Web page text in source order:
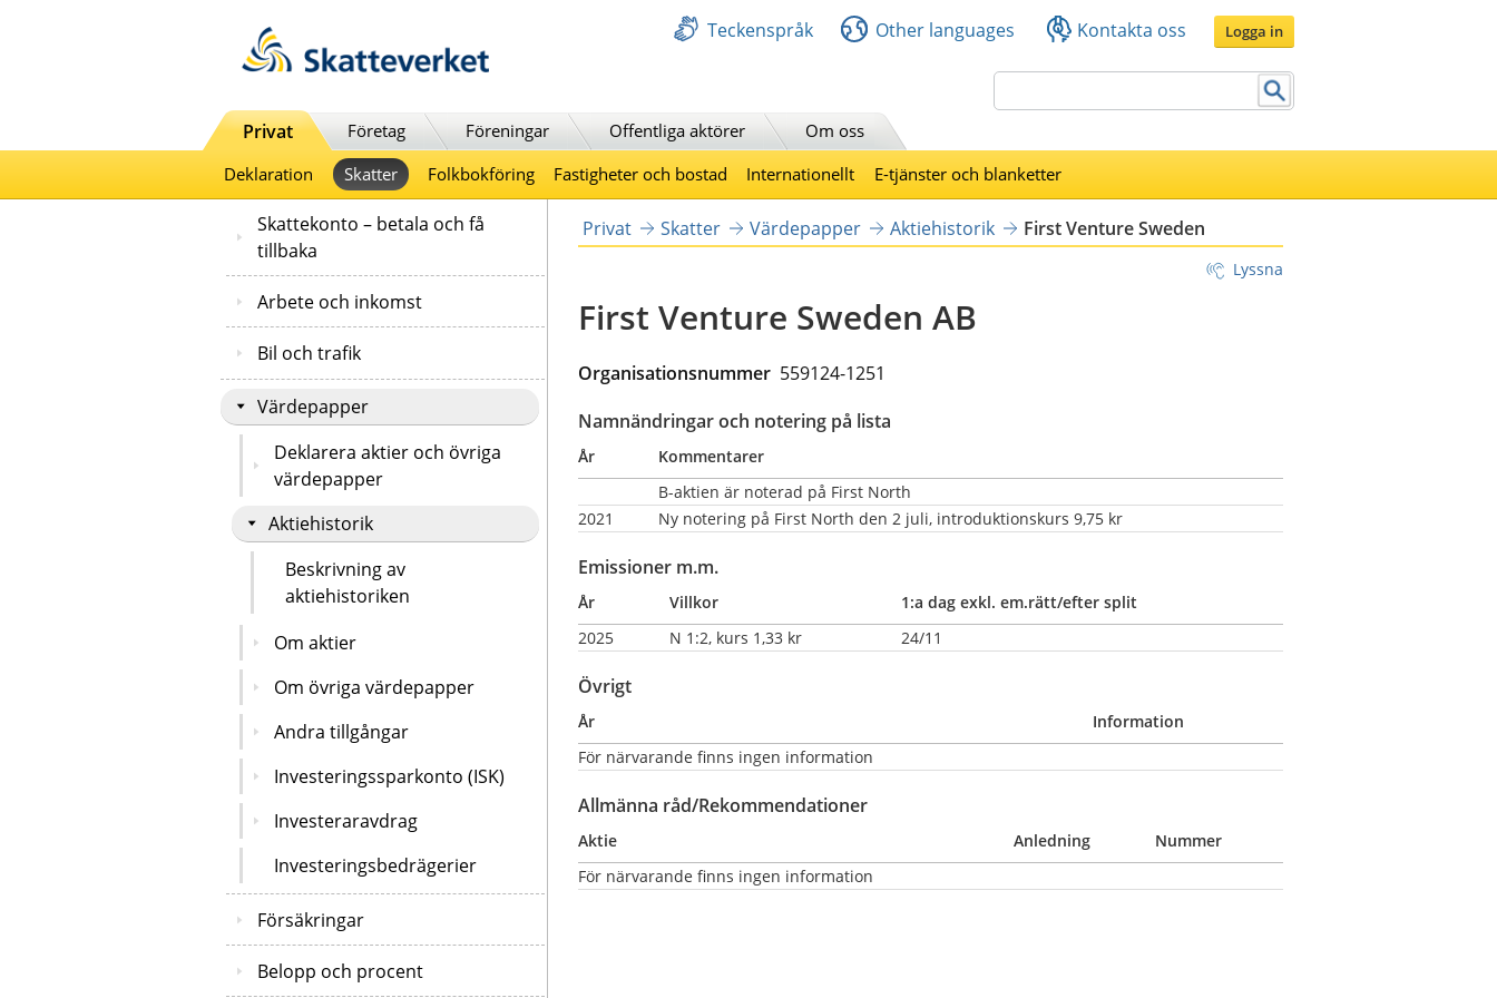
Teckenspråk Other languages Kontakta oss Logga in
Privat Företag Föreningar Offentliga aktörer
Om oss
Deklaration
Skatter Folkbokföring Fastigheter och bostad Internationellt E-tjänster och blanketter
Skattekonto – betala och få
tillbaka
Arbete och inkomst
Bil och trafik
Värdepapper
Deklarera aktier och övriga
värdepapper
Aktiehistorik
Beskrivning av
aktiehistoriken
Om aktier
Om övriga värdepapper
Andra tillgångar
Investeringssparkonto (ISK)
Investeraravdrag
Investeringsbedrägerier
Försäkringar
Belopp och procent
Privat Skatter Värdepapper Aktiehistorik First Venture Sweden
Lyssna
First Venture Sweden AB
Organisationsnummer 559124-1251
Namnändringar och notering på lista
År
Kommentarer
B-aktien är noterad på First North
2021
Ny notering på First North den 2 juli, introduktionskurs 9,75 kr
Emissioner m.m.
År Villkor
1:a dag exkl. em.rätt/efter split
2025
N 1:2, kurs 1,33 kr 24/11
Övrigt
År
Information
För närvarande finns ingen information
Allmänna råd/Rekommendationer
Aktie Anledning
Nummer
För närvarande finns ingen information